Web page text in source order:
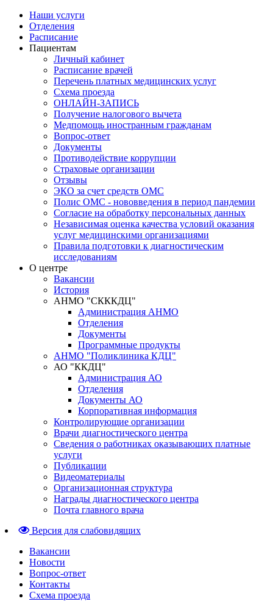
Наши услуги
Отделения
Расписание
Пациентам
Личный кабинет
Расписание врачей
Перечень платных медицинских услуг
Схема проезда
ОНЛАЙН-ЗАПИСЬ
Получение налогового вычета
Медпомощь иностранным гражданам
Вопрос-ответ
Документы
Противодействие коррупции
Страховые организации
Отзывы
ЭКО за счет средств ОМС
Полис ОМС - нововведения в период пандемии
Согласие на обработку персональных данных
Независимая оценка качества условий оказания
услуг медицинскими организациями
Правила подготовки к диагностическим
исследованиям
О центре
Вакансии
История
АНМО "СКККДЦ"
Администрация АНМО
Отделения
Документы
Программные продукты
АНМО "Поликлиника КДЦ"
АО "ККДЦ"
Администрация АО
Отделения
Документы АО
Корпоративная информация
Контролирующие организации
Врачи диагностического центра
Сведения о работниках оказывающих платные
услуги
Публикации
Видеоматериалы
Организационная структура
Награды диагностического центра
Почта главного врача
Версия для слабовидящих
Вакансии
Новости
Вопрос-ответ
Контакты
Схема проезда